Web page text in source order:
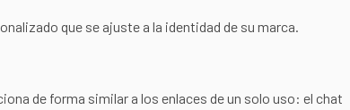
que se ajuste a la identidad de su marca.
de forma similar a los enlaces de un solo uso: el chat